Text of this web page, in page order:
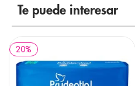
Te puede interesar
20%